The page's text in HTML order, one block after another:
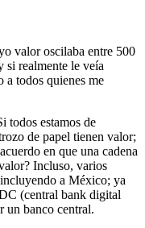
valor oscilaba entre 500
si realmente le veía
a todos quienes me
todos estamos de
de papel tienen valor;
en que una cadena
Incluso, varios
a México; ya
(central bank digital
un banco central.